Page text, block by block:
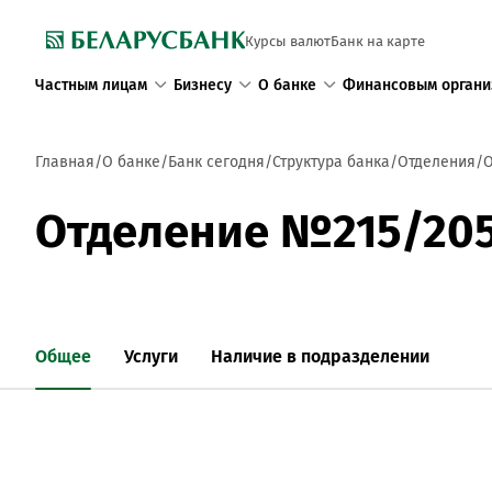
Курсы валютБанк на карте
Частным лицам Бизнесу О банке Финансовым
Главная О банке Банк сегодня Структура банка Отделения
Отделение №215/
Общее Услуги Наличие в подразделении